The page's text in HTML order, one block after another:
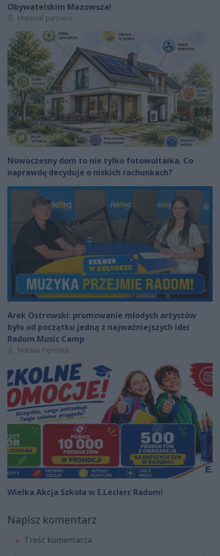
Obywatelskim Mazowsza!
Autor artykułu:
Materiał partnera
Nowoczesny dom to nie tylko fotowoltaika. Co
naprawdę decyduje o niskich rachunkach?
Arek Ostrowski: promowanie młodych artystów
było od początku jedną z najważniejszych idei
Radom Music Camp
Autor artykułu:
Natalia Pętelska
Wielka Akcja Szkoła w E.Leclerc Radom!
Napisz komentarz
Treść komentarza